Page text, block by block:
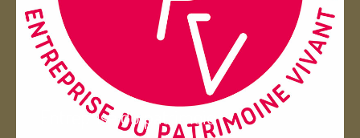
Entreprise du patrimoie